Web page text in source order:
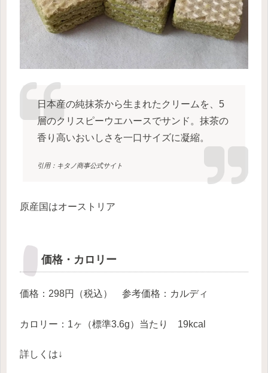
日本産の純抹茶から生まれたクリームを、5
層のクリスピーウエハースでサンド。抹茶の
香り高いおいしさを一口サイズに凝縮。
引用：キタノ商事公式サイト
原産国はオーストリア
価格・カロリー
価格：298円（税込） 参考価格：カルディ
カロリー：1ヶ（標準3.6g）当たり 19kcal
詳しくは↓